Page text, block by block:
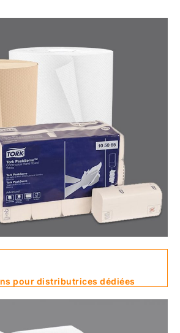
pour distributrices dédiées